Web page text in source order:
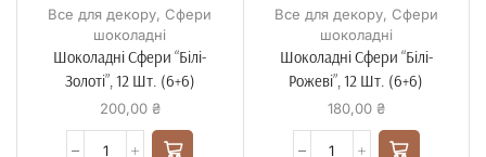
Все для декору, Сфери
шоколадні
Шоколадні Сфери “Білі-
Золоті”, 12 Шт. (6+6)
200,00 ₴
Все для декору, Сфери
шоколадні
Шоколадні Сфери “Білі-
Рожеві”, 12 Шт. (6+6)
180,00 ₴